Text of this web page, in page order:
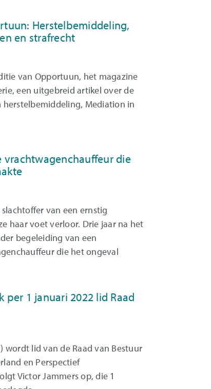
Herstelbemiddeling,
en strafrecht
van Opportuun, het magazine
een uitgebreid artikel over de
herstelbemiddeling, Mediation in
die
van een ernstig
haar voet verloor. Drie jaar na het
begeleiding van een
die het ongeval
per 1 januari 2022 lid Raad
wordt lid van de Raad van Bestuur
en Perspectief
Victor Jammers op, die 1